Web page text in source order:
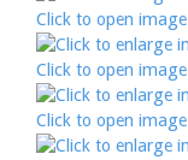
Click to open
Click to open
Click to open